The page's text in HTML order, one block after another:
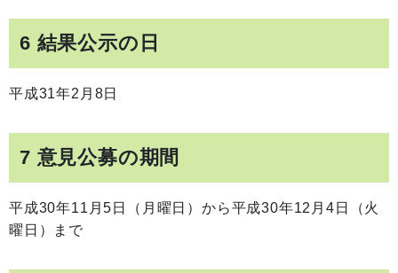
6 結果公示の日
平成31年2月8日
7 意見公募の期間
平成30年11月5日（月曜日）から平成30年12月4日（火
曜日）まで